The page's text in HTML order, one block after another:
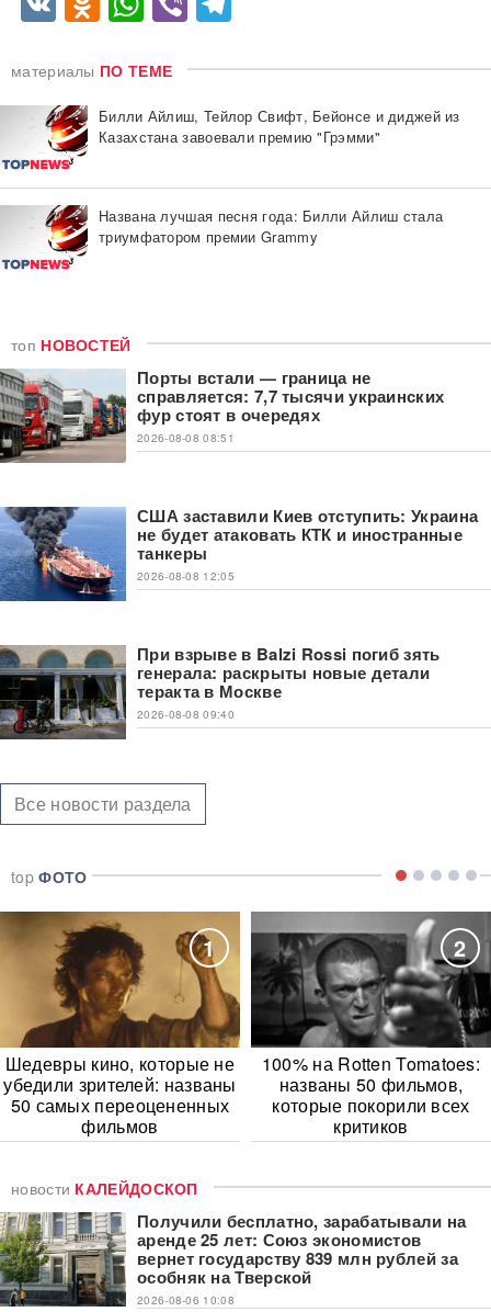
материалы ПО ТЕМЕ
Билли Айлиш, Тейлор Свифт, Бейонсе и диджей из
Казахстана завоевали премию "Грэмми"
Названа лучшая песня года: Билли Айлиш стала
триумфатором премии Grammy
топ НОВОСТЕЙ
Порты встали — граница не
справляется: 7,7 тысячи украинских
фур стоят в очередях
2026-08-08 08:51
США заставили Киев отступить: Украина
не будет атаковать КТК и иностранные
танкеры
2026-08-08 12:05
При взрыве в Balzi Rossi погиб зять
генерала: раскрыты новые детали
теракта в Москве
2026-08-08 09:40
Все новости раздела
topФОТО
1
Шедевры кино, которые не
убедили зрителей: названы
50 самых переоцененных
фильмов
2
100% на Rotten Tomatoes:
названы 50 фильмов,
которые покорили всех
критиков
новости КАЛЕЙДОСКОП
Получили бесплатно, зарабатывали на
аренде 25 лет: Союз экономистов
вернет государству 839 млн рублей за
особняк на Тверской
2026-08-06 10:08